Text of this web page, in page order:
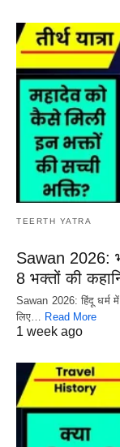
TEERTH YATRA
Sawan 2026:
8 भक्तों की
Sawan 2026: हिंदू धर्म
लिए…
Read More
1 week ago